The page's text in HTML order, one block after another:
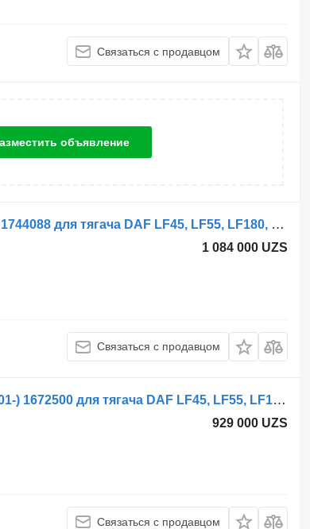
Связаться с продавцом
объявление
Радиатор кондиционера DAF CF75 (01.01-) 1744088 для тягача DAF LF45, LF55, LF180, CF65, CF75, CF85 (2001-)
1 084 000 UZS
Связаться с продавцом
Шланг кондиционера DAF, BEHR CF85 (01.01-) 1672500 для тягача DAF LF45, LF55, LF180, CF65, CF75, CF85 (2001-)
929 000 UZS
Связаться с продавцом